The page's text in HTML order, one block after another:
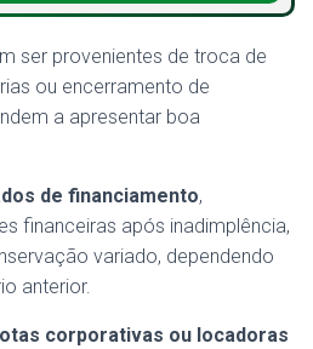
ser provenientes de troca de
ou encerramento de
a apresentar boa
de financiamento,
financeiras após inadimplência,
variado, dependendo
anterior.
corporativas ou locadoras